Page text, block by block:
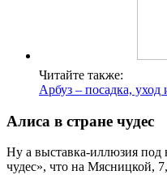
Читайте также:
Арбуз – посадка,
Алиса в стране чудес
Ну а выставка-иллюзия под
чудес», что на Мясницкой,